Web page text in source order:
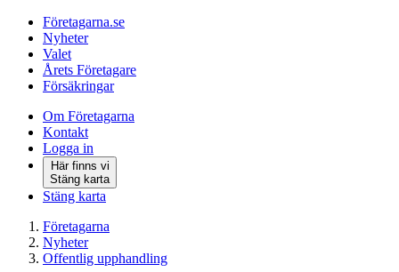
Företagarna.se
Nyheter
Valet
Årets Företagare
Försäkringar
Om Företagarna
Kontakt
Logga in
Här finns vi
Stäng karta
Stäng karta
Företagarna
Nyheter
Offentlig upphandling